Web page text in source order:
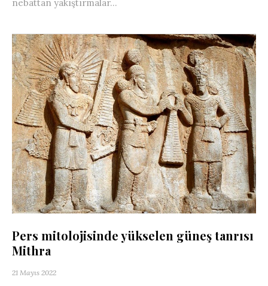
nebattan yakıştırmalar...
Pers mitolojisinde yükselen güneş tanrısı
Mithra
21 Mayıs 2022